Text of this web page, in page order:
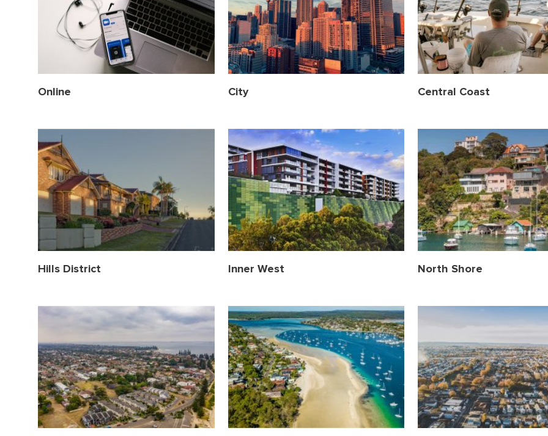
Online City Central Coast
Hills District Inner West North Shore